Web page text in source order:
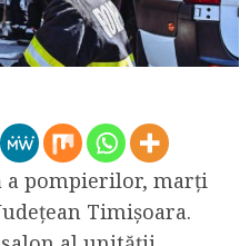
a pompierilor, marți
Timișoara.